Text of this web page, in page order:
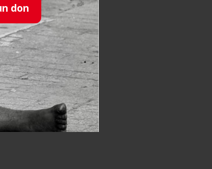
; chaque geste
particulière. (…)
don